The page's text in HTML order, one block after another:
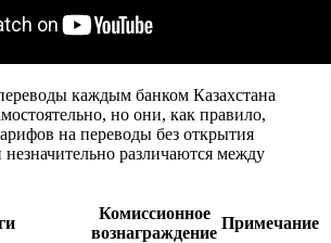
каждым банком Казахстана
но они, как правило,
на переводы без открытия
незначительно различаются между
Комиссионное
вознаграждение
Примечание